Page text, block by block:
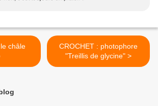
CROCHET : photophore
"Treillis de glycine" >